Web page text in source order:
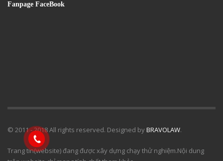
Fanpage FaceBook
© 2011 - 2018 All rights reserved. Designed byBRAVOLAW.
Trang tin(website) đang được xây dựng chạy thử nghiệm.Nội dung